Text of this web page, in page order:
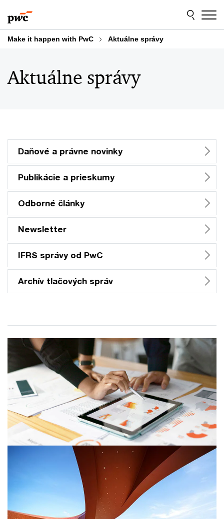
to
content
to
footer
Make it happen with PwC Aktuálne správy
Aktuálne správy
Daňové a právne novinky
Publikácie a prieskumy
Odborné články
Newsletter
IFRS správy od PwC
Archív tlačových správ
Športový trh môže rásť
Bratislava, 4. augusta 2026 - Športový trh v regióne